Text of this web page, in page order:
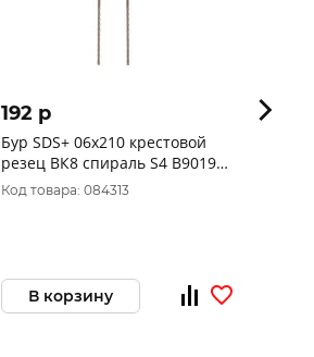
192 p
Бур SDS+ 06х210 крестовой
резец ВК8 спираль S4 B9019-
C06-210 БОЕКОМПЛЕКТ
Код товара: 084313
В корзину
167